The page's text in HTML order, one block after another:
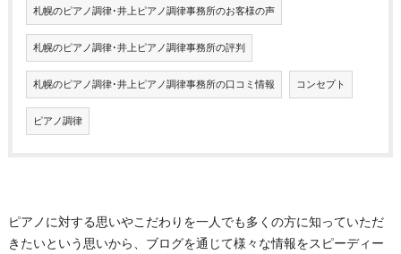
札幌のピアノ調律･井上ピアノ調律事務所のお客様の声
札幌のピアノ調律･井上ピアノ調律事務所の評判
札幌のピアノ調律･井上ピアノ調律事務所の口コミ情報 コンセプト
ピアノ調律
ピアノに対する思いやこだわりを一人でも多くの方に知っていただ
きたいという思いから、ブログを通じて様々な情報をスピーディー